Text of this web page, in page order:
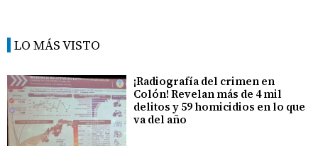
LO MÁS VISTO
¡Radiografía del crimen en
Colón! Revelan más de 4 mil
delitos y 59 homicidios en lo que
va del año